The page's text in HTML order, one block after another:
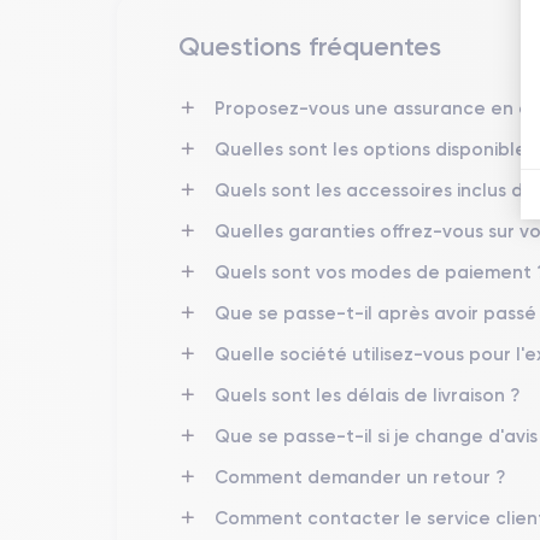
Finitions de l'iPhone 14 Pro Max
Les finitions de l'iPhone 14 Pro Max sont conçues
graphite, l'or, l'argent, et le bleu
permettant également de minimiser les empreintes
Connectivité de l’iPhone 14 Pro Max
L'iPhone 14 Pro Max offre desperformances
gamme d'accessoires, tandis que la fonction
avec support GNSS, garantissant une localisation
Caractéristiques techniques de
Performances de l’iPhone 14 Pro Max
Questions fréquentes
Proposez-vous une assurance en
Quelles sont les options
Quels sont les accessoires inclus
Quelles garanties offrez-vous sur
Quels sont vos modes de paiement
Que se passe-t-il après avoir
Quelle société utilisez-vous pour
Quels sont les délais de livraison ?
Que se passe-t-il si je change
Comment demander un retour ?
Comment contacter le service